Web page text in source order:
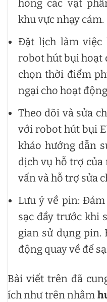
hỏng các vật
khu vực nhạy cảm.
Đặt lịch làm việc
robot hút bụi hoạt
chọn thời điểm
ngại cho hoạt
Theo dõi và sửa
với robot hút bụi
khảo hướng dẫn
dịch vụ hỗ trợ của
vấn và hỗ trợ sửa
Lưu ý về pin:
sạc đầy trước khi
gian sử dụng pin.
động quay về đế
Bài viết trên đã
ích như trên nhằm